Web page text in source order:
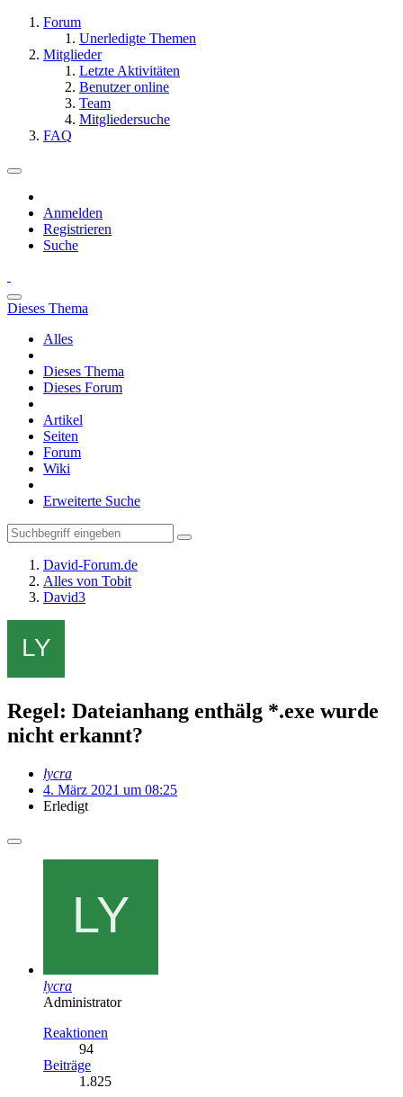
Forum
Unerledigte Themen
Mitglieder
Letzte Aktivitäten
Benutzer online
Team
Mitgliedersuche
FAQ
Anmelden
Registrieren
Suche
Dieses Thema
Alles
Dieses Thema
Dieses Forum
Artikel
Seiten
Forum
Wiki
Erweiterte Suche
David-Forum.de
Alles von Tobit
David3
Regel: Dateianhang enthälg *.exe wurde
nicht erkannt?
lycra
4. März 2021 um 08:25
Erledigt
lycra
Administrator
Reaktionen
94
Beiträge
1.825